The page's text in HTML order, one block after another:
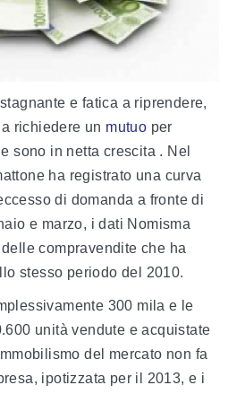
e fatica a riprendere,
richiedere un mutuo per
sono in netta crescita . Nel
ha registrato una curva
di domanda a fronte di
e marzo, i dati Nomisma
compravendite che ha
stesso periodo del 2010.
300 mila e le
unità vendute e acquistate
del mercato non fa
ipotizzata per il 2013, e i